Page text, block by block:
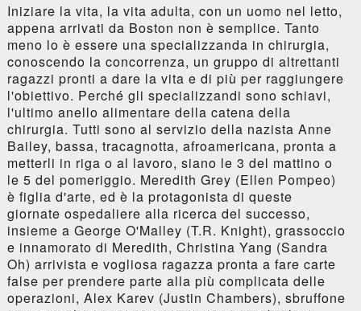
Iniziare la vita, la vita adulta, con un uomo nel letto,
appena arrivati da Boston non è semplice. Tanto
meno lo è essere una specializzanda in chirurgia,
conoscendo la concorrenza, un gruppo di altrettanti
ragazzi pronti a dare la vita e di più per raggiungere
l'obiettivo. Perché gli specializzandi sono schiavi,
l'ultimo anello alimentare della catena della
chirurgia. Tutti sono al servizio della nazista Anne
Bailey, bassa, tracagnotta, afroamericana, pronta a
metterli in riga o al lavoro, siano le 3 del mattino o
le 5 del pomeriggio. Meredith Grey (Ellen Pompeo)
è figlia d'arte, ed è la protagonista di queste
giornate ospedaliere alla ricerca del successo,
insieme a George O'Malley (T.R. Knight), grassoccio
e innamorato di Meredith, Christina Yang (Sandra
Oh) arrivista e vogliosa ragazza pronta a fare carte
false per prendere parte alla più complicata delle
operazioni, Alex Karev (Justin Chambers), sbruffone